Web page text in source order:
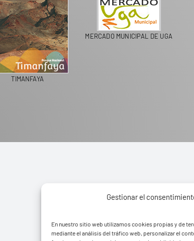
Gestionar el
En nuestro sitio web utilizamos cookies propias y de
mediante el análisis del tráfico web, personalizar el
TIMANFAYA
MERCADO MUNICIPAL DE UGA